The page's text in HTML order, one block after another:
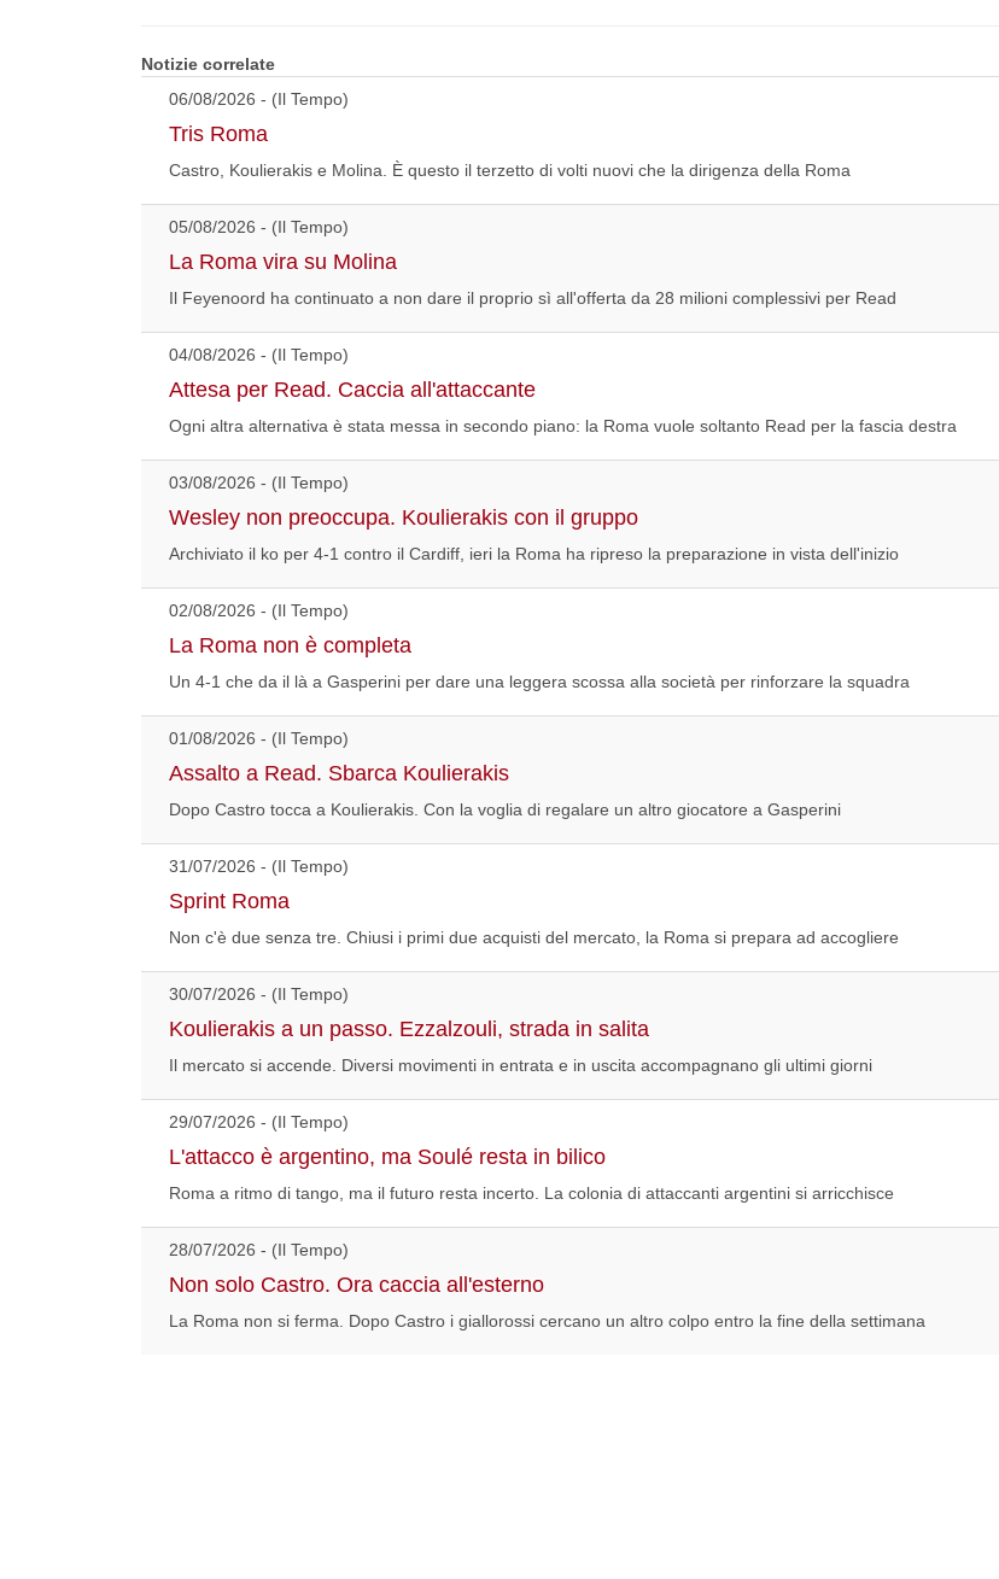
Notizie correlate
06/08/2026 - (Il Tempo)
Tris Roma
Castro, Koulierakis e Molina. È questo il terzetto di volti nuovi che la dirigenza della Roma
05/08/2026 - (Il Tempo)
La Roma vira su Molina
Il Feyenoord ha continuato a non dare il proprio sì all'offerta da 28 milioni complessivi per Read
04/08/2026 - (Il Tempo)
Attesa per Read. Caccia all'attaccante
Ogni altra alternativa è stata messa in secondo piano: la Roma vuole soltanto Read per la fascia destra
03/08/2026 - (Il Tempo)
Wesley non preoccupa. Koulierakis con il gruppo
Archiviato il ko per 4-1 contro il Cardiff, ieri la Roma ha ripreso la preparazione in vista dell'inizio
02/08/2026 - (Il Tempo)
La Roma non è completa
Un 4-1 che da il là a Gasperini per dare una leggera scossa alla società per rinforzare la squadra
01/08/2026 - (Il Tempo)
Assalto a Read. Sbarca Koulierakis
Dopo Castro tocca a Koulierakis. Con la voglia di regalare un altro giocatore a Gasperini
31/07/2026 - (Il Tempo)
Sprint Roma
Non c'è due senza tre. Chiusi i primi due acquisti del mercato, la Roma si prepara ad accogliere
30/07/2026 - (Il Tempo)
Koulierakis a un passo. Ezzalzouli, strada in salita
Il mercato si accende. Diversi movimenti in entrata e in uscita accompagnano gli ultimi giorni
29/07/2026 - (Il Tempo)
L'attacco è argentino, ma Soulé resta in bilico
Roma a ritmo di tango, ma il futuro resta incerto. La colonia di attaccanti argentini si arricchisce
28/07/2026 - (Il Tempo)
Non solo Castro. Ora caccia all'esterno
La Roma non si ferma. Dopo Castro i giallorossi cercano un altro colpo entro la fine della settimana